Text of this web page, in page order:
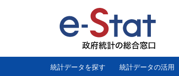
に
統計データを探す 統計データの活用